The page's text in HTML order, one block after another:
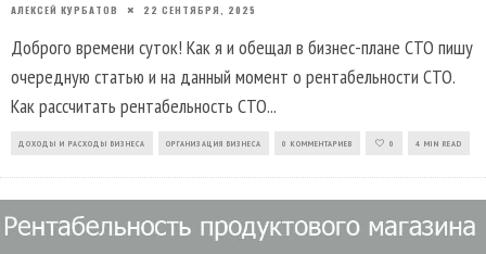
АЛЕКСЕЙ КУРБАТОВ 22 СЕНТЯБРЯ, 2025
Доброго времени суток! Как я и обещал в бизнес-плане СТО пишу
очередную статью и на данный момент о рентабельности СТО.
Как рассчитать рентабельность СТО...
ДОХОДЫ И РАСХОДЫ БИЗНЕСА ОРГАНИЗАЦИЯ БИЗНЕСА 0 КОММЕНТАРИЕВ 0 4 MIN READ